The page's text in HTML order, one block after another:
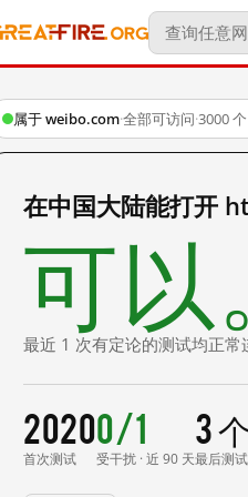
属于 weibo.com·全部可访问·3000
在中国大陆能打开
可以
最近 1 次有定论的测试均正常
2020
首次测试
0/1
受干扰 · 近 90 天
3
最后测试